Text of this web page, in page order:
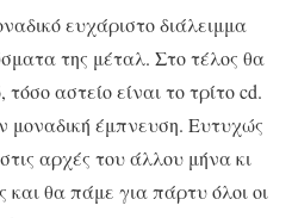
ευχάριστο διάλειμμα
της μέταλ. Στο τέλος θα
αστείο είναι το τρίτο cd.
μοναδική έμπνευση. Ευτυχώς
αρχές του άλλου μήνα κι
και θα πάμε για πάρτυ όλοι οι